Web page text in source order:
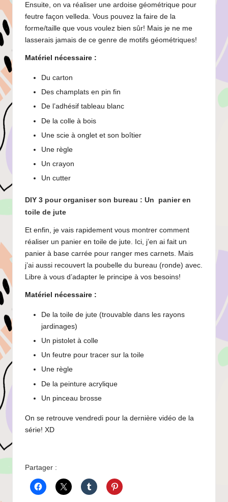
Ensuite, on va réaliser une ardoise géométrique pour
feutre façon velleda. Vous pouvez la faire de la
forme/taille que vous voulez bien sûr! Mais je ne me
lasserais jamais de ce genre de motifs géométriques!
Matériel nécessaire :
Du carton
Des champlats en pin fin
De l’adhésif tableau blanc
De la colle à bois
Une scie à onglet et son boîtier
Une règle
Un crayon
Un cutter
DIY 3 pour organiser son bureau : Un panier en
toile de jute
Et enfin, je vais rapidement vous montrer comment
réaliser un panier en toile de jute. Ici, j’en ai fait un
panier à base carrée pour ranger mes carnets. Mais
j’ai aussi recouvert la poubelle du bureau (ronde) avec.
Libre à vous d’adapter le principe à vos besoins!
Matériel nécessaire :
De la toile de jute (trouvable dans les rayons
jardinages)
Un pistolet à colle
Un feutre pour tracer sur la toile
Une règle
De la peinture acrylique
Un pinceau brosse
On se retrouve vendredi pour la dernière vidéo de la
série! XD
Partager :